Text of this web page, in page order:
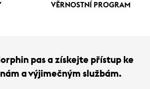
VĚRNOSTNÍ PROGRAM
pas a získejte přístup ke
a výjimečným službám.